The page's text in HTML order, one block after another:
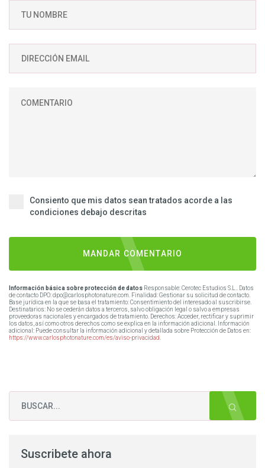
Consiento que mis datos sean tratados acorde a las
condiciones debajo descritas
MANDAR COMENTARIO
Información básica sobre protección de datos Responsable: Cerotec Estudios S.L.. Datos
de contacto DPO: dpo@carlosphotonature.com. Finalidad: Gestionar su solicitud de contacto.
Base jurídica en la que se basa el tratamiento: Consentimiento del interesado al suscribirse.
Destinatarios: No se cederán datos a terceros, salvo obligación legal o salvo a empresas
proveedoras nacionales y encargados de tratamiento. Derechos: Acceder, rectificar y suprimir
los datos, así como otros derechos como se explica en la información adicional. Información
adicional: Puede consultar la información adicional y detallada sobre Protección de Datos en:
https://www.carlosphotonature.com/es/aviso-privacidad.
Suscribete ahora